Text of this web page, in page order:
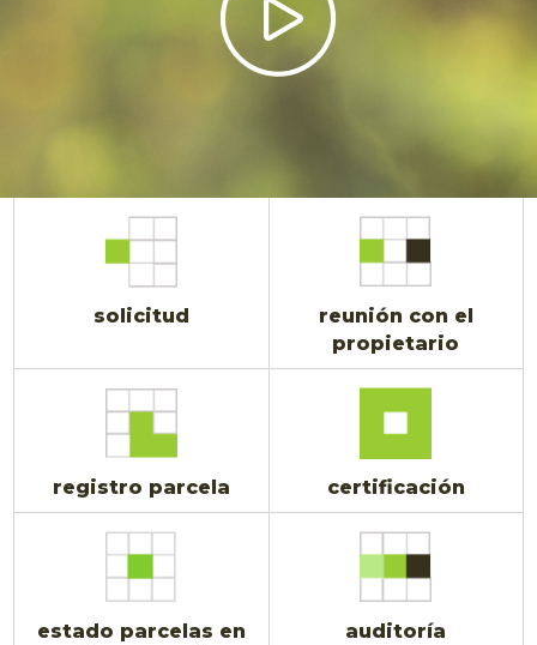
solicitud
reunión con el
propietario
registro parcela certificación
estado parcelas en
auditoría